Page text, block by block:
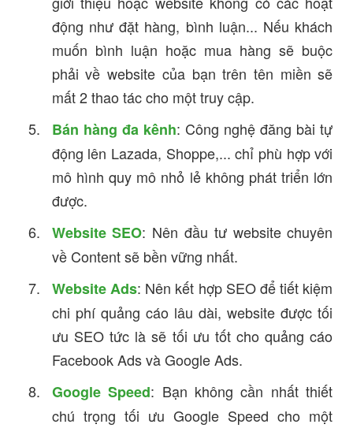
động như đặt hàng, bình luận... Nếu khách
muốn bình luận hoặc mua hàng sẽ buộc
phải về website của bạn trên tên miền sẽ
mất 2 thao tác cho một truy cập.
Bán hàng đa kênh: Công nghệ đăng bài tự
động lên Lazada, Shoppe,... chỉ phù hợp với
mô hình quy mô nhỏ lẻ không phát triển lớn
được.
Website SEO: Nên đầu tư website chuyên
về Content sẽ bền vững nhất.
Website Ads: Nên kết hợp SEO để tiết kiệm
chi phí quảng cáo lâu dài, website được tối
ưu SEO tức là sẽ tối ưu tốt cho quảng cáo
Facebook Ads và Google Ads.
Google Speed: Bạn không cần nhất thiết
chú trọng tối ưu Google Speed cho một